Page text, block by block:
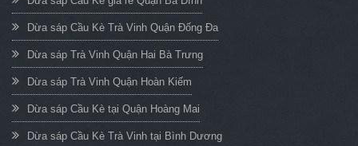
Dừa sáp Cầu Kè Trà Vinh Quận Đống Đa
Dừa sáp Trà Vinh Quận Hai Bà Trưng
Dừa sáp Trà Vinh Quận Hoàn Kiếm
Dừa sáp Cầu Kè tại Quận Hoàng Mai
Dừa sáp Cầu Kè Trà Vinh tại Bình Dương